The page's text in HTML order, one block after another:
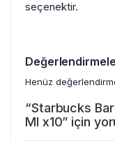
seçenektir.
Henüz
“Starbucks
Ml x10” için